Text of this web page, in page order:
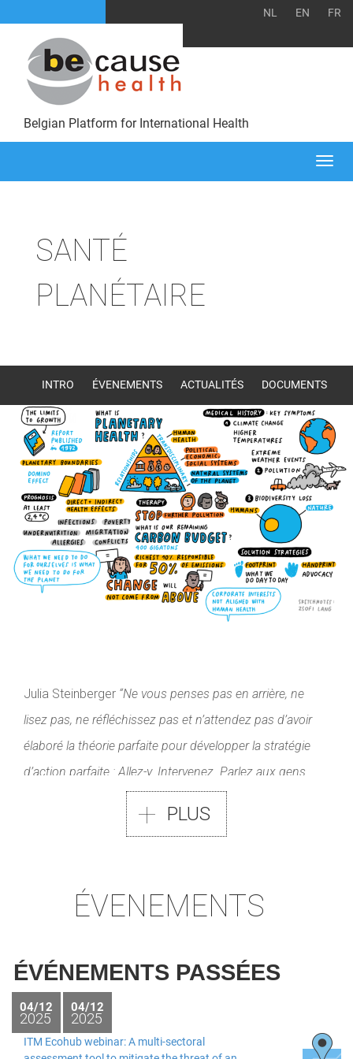
NL EN FR
Belgian Platform for International Health
SANTÉ
PLANÉTAIRE
INTRO ÉVENEMENTS ACTUALITÉS
DOCUMENTS
OUTILS
LIENS EXTERNES
Julia Steinberger “Ne vous penses pas en arrière, ne
lisez pas, ne réfléchissez pas et n’attendez pas d’avoir
élaboré la théorie parfaite pour développer la stratégie
d’action parfaite : Allez-y. Intervenez. Parlez aux gens.
Essayez tant bien que mal de changer des éléments des
systèmes qui vous entourent. En essayant, vous
https://jksteinberger.medium.com/individuals-
Objectif
PLUS
ÉVENEMENTS
ÉVÉNEMENTS PASSÉES
04/12
2025
04/12
2025
ITM Ecohub webinar: A multi-sectoral